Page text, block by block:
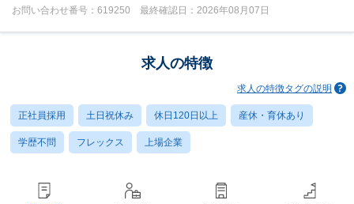
お問い合わせ番号：619250 最終確認日：2026年08月07日
求人の特徴
求人の特徴タグの説明
正社員採用 土日祝休み 休日120日以上 産休・育休あり
学歴不問 フレックス 上場企業